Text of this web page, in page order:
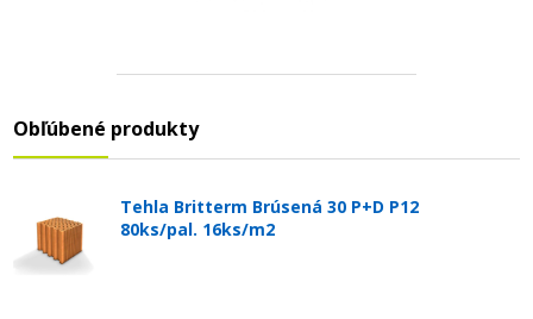
Obľúbené produkty
Tehla Britterm Brúsená 30 P+D P12
80ks/pal. 16ks/m2